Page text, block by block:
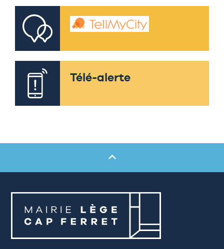
Télé-alerte